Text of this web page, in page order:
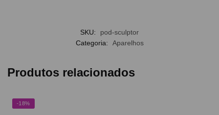
SKU:
pod-sculptor
Categoria:
Aparelhos
Produtos relacionados
-18%